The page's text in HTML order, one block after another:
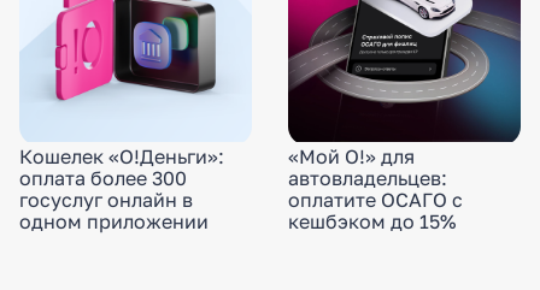
Кошелек «О!Деньги»:
оплата более 300
госуслуг онлайн в
одном приложении
«Мой О!» для
автовладельцев:
оплатите ОСАГО с
кешбэком до 15%